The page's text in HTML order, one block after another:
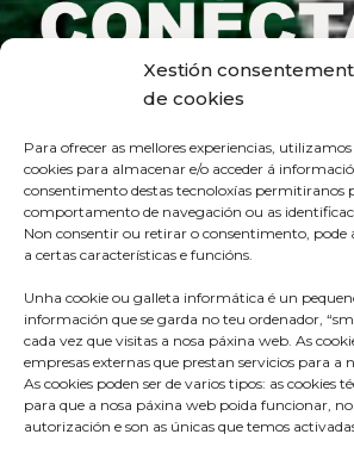
Xestión
de cookies
Para ofrecer as mellores experiencias,
cookies para almacenar e/o acceder á
consentimento destas tecnoloxías permitiranos
comportamento de navegación ou as
Non consentir ou retirar o consentimento,
a certas características e funcións.
Unha cookie ou galleta informática é un
información que se garda no teu ordenador,
cada vez que visitas a nosa páxina web. As
empresas externas que prestan servicios para a
As cookies poden ser de varios tipos: as cookies
para que a nosa páxina web poida funcionar,
autorización e son as únicas que temos
Praza do Concello s/n